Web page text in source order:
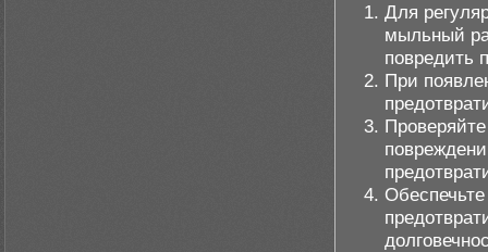
Для
мыльный
повредить
При